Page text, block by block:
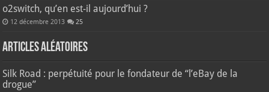
o2switch, qu’en est-il aujourd’hui ?
12 décembre 2013 25
Articles aléatoires
Silk Road : perpétuité pour le fondateur de “l’eBay de la
drogue”